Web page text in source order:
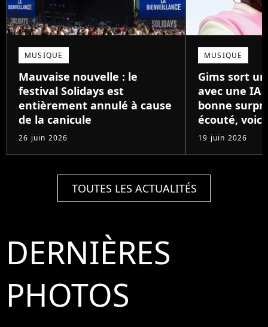
MUSIQUE
Mauvaise nouvelle : le
festival Solidays est
entièrement annulé à cause
de la canicule
26 juin 2026
MUSIQUE
Gims sort
avec une IA
bonne
écouté,
19 juin 2026
TOUTES LES ACTUALITÉS
DERNIÈRES
PHOTOS